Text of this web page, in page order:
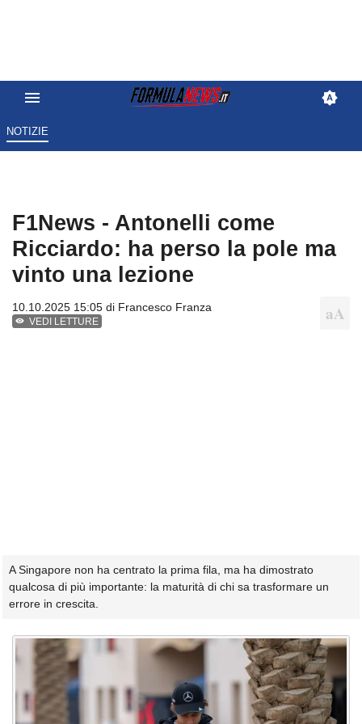
NOTIZIE
F1News - Antonelli come
Ricciardo: ha perso la pole ma
vinto una lezione
10.10.2025 15:05 di Francesco Franza
VEDI LETTURE
A Singapore non ha centrato la prima fila, ma ha dimostrato
qualcosa di più importante: la maturità di chi sa trasformare un
errore in crescita.